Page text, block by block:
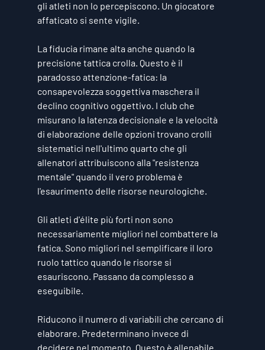
gli atleti non lo percepiscono. Un giocatore
affaticato si sente vigile.
La fiducia rimane alta anche quando la
precisione tattica crolla. Questo è il
paradosso attenzione-fatica: la
consapevolezza soggettiva maschera il
declino cognitivo oggettivo. I club che
misurano la latenza decisionale e la velocità
di elaborazione delle opzioni trovano crolli
sistematici nell'ultimo quarto che gli
allenatori attribuiscono alla "resistenza
mentale" quando il vero problema è
l'esaurimento delle risorse neurologiche.
Gli atleti d'élite più forti non sono
necessariamente migliori nel combattere la
fatica. Sono migliori nel semplificare il loro
ruolo tattico quando le risorse si
esauriscono. Passano da complesso a
eseguibile.
Riducono il numero di variabili che cercano di
elaborare. Predeterminano invece di
decidere nel momento. Questo è allenabile.